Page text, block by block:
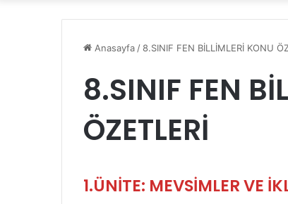
Anasayfa /8.SINIF FEN BİLLİMLERİ KONU
8.SINIF FEN
ÖZETLERİ
1.ÜNİTE: MEVSİMLER VE